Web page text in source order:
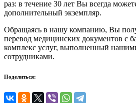
раз: в течение 30 лет Вы всегда
дополнительный экземпляр.
Обращаясь в нашу компанию, Вы
перевод медицинских документов с
комплекс услуг, выполненный
сотрудниками.
Поделиться: